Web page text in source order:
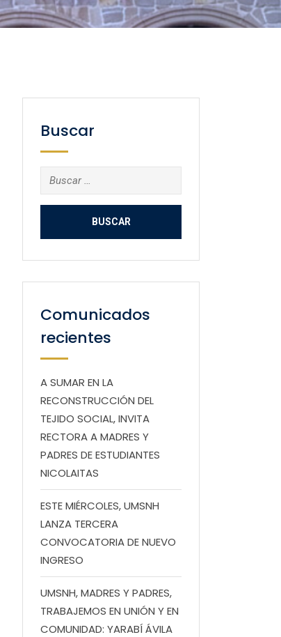
Buscar
Buscar:
Comunicados
recientes
A SUMAR EN LA
RECONSTRUCCIÓN DEL
TEJIDO SOCIAL, INVITA
RECTORA A MADRES Y
PADRES DE ESTUDIANTES
NICOLAITAS
ESTE MIÉRCOLES, UMSNH
LANZA TERCERA
CONVOCATORIA DE NUEVO
INGRESO
UMSNH, MADRES Y PADRES,
TRABAJEMOS EN UNIÓN Y EN
COMUNIDAD: YARABÍ ÁVILA